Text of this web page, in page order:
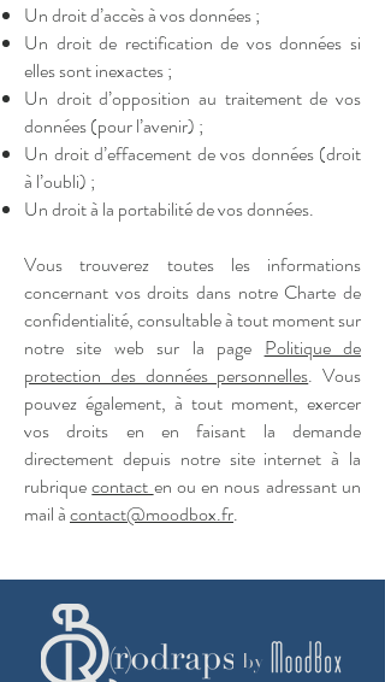
Un droit d’accès à vos données ;
Un droit de rectification de vos données si
elles sont inexactes ;
Un droit d’opposition au traitement de vos
données (pour l’avenir) ;
Un droit d’effacement de vos données (droit
à l’oubli) ;
Un droit à la portabilité de vos données.
Vous trouverez toutes les informations
concernant vos droits dans notre Charte de
confidentialité, consultable à tout moment sur
notre site web sur la page Politique de
protection des données personnelles. Vous
pouvez également, à tout moment, exercer
vos droits en en faisant la demande
directement depuis notre site internet à la
rubriquecontact en ou en nous adressant un
mail àcontact@moodbox.fr.
by